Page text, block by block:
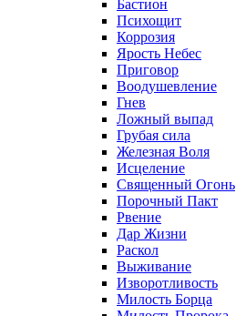
Бастион
Психощит
Коррозия
Ярость Небес
Приговор
Воодушевление
Гнев
Ложный выпад
Грубая сила
Железная Воля
Исцеление
Священный Огонь
Порочный Пакт
Рвение
Дар Жизни
Раскол
Выживание
Изворотливость
Милость Борца